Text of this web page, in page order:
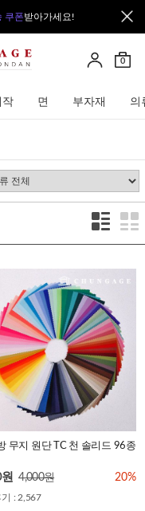
쿠폰받아가세요!
0
작 면 부자재 의
무지 원단 TC 천 솔리드 96종
4,000원 20%
기 : 2,567